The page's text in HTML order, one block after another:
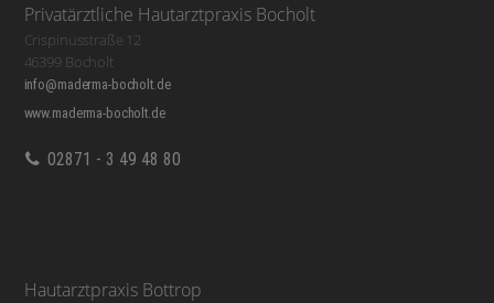
Privatärztliche Hautarztpraxis Bocholt
Crispinusstraße 12
46399 Bocholt
info@maderma-bocholt.de
www.maderma-bocholt.de
02871 - 3 49 48 80
Hautarztpraxis Bottrop